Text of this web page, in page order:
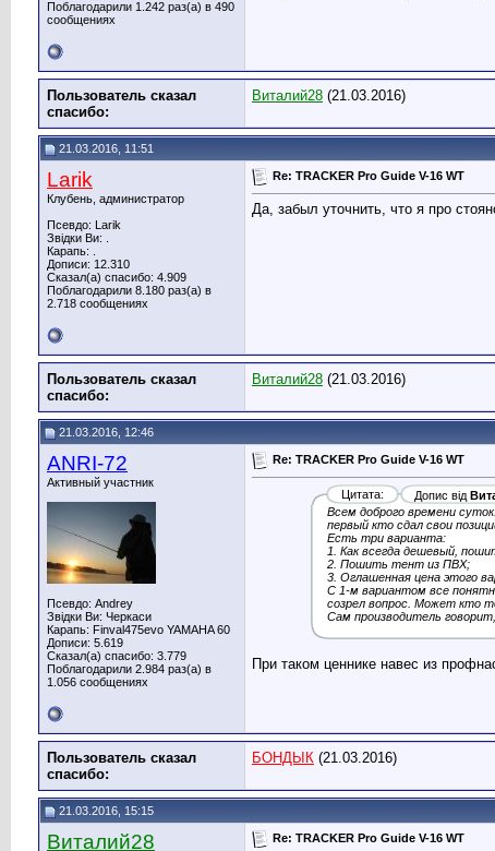
Поблагодарили 1.242 раз(а) в 490
сообщениях
Пользователь сказал
cпасибо:
Виталий28 (21.03.2016)
21.03.2016, 11:51
Larik
Клубень, администратор
Псевдо: Larik
Звідки Ви: .
Карапь: .
Дописи: 12.310
Сказал(а) спасибо: 4.909
Поблагодарили 8.180 раз(а) в
2.718 сообщениях
Re: TRACKER Pro Guide V-16 WT
Да, забыл уточнить, что я про
Пользователь сказал
cпасибо:
Виталий28 (21.03.2016)
21.03.2016, 12:46
ANRI-72
Активный участник
Псевдо: Andrey
Звідки Ви: Черкаси
Карапь: Finval475evo YAMAHA 60
Дописи: 5.619
Сказал(а) спасибо: 3.779
Поблагодарили 2.984 раз(а) в
1.056 сообщениях
Re: TRACKER Pro Guide V-16 WT
Цитата: Допис від
Всем доброго времени
первый кто сдал свои
Есть три варианта:
1. Как всегда дешевый,
2. Пошить тент из ПВХ;
3. Оглашенная цена этого
С 1-м вариантом все
созрел вопрос. Может кто
Сам производитель
При таком ценнике навес из
Пользователь сказал
cпасибо:
БОНДЫК (21.03.2016)
21.03.2016, 15:15
Виталий28 Re: TRACKER Pro Guide V-16 WT